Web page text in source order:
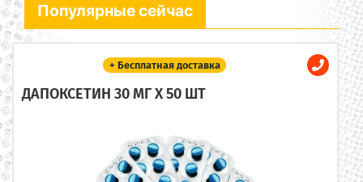
Популярные сейчас
+ Бесплатная доставка
ДАПОКСЕТИН 30 МГ X 50 ШТ